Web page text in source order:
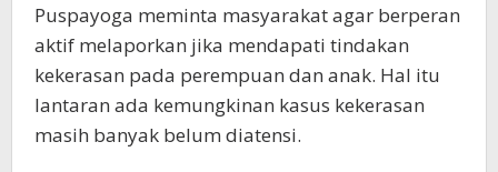
Puspayoga meminta masyarakat agar berperan
aktif melaporkan jika mendapati tindakan
kekerasan pada perempuan dan anak. Hal itu
lantaran ada kemungkinan kasus kekerasan
masih banyak belum diatensi.